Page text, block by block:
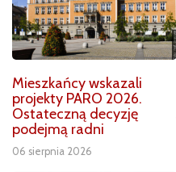
Mieszkańcy wskazali
projekty PARO 2026.
Ostateczną decyzję
podejmą radni
06 sierpnia 2026